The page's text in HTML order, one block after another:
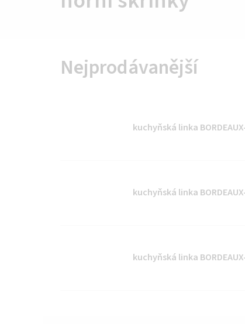
Nejprodávanější
kuchyňská linka
kuchyňská linka
kuchyňská linka